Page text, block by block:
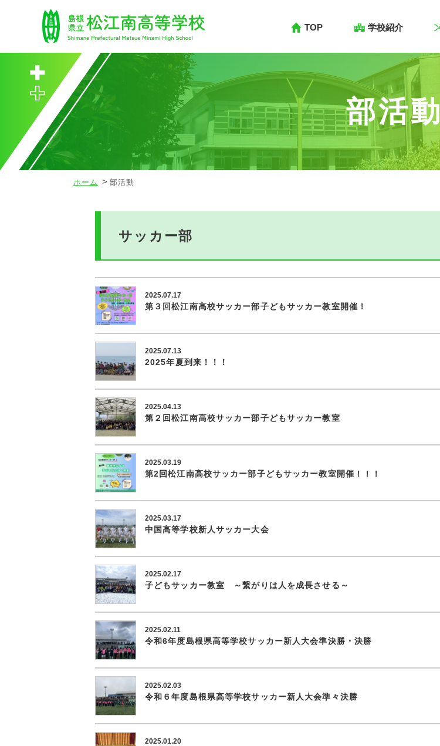
TOP 学校紹介
部活動
ホーム 部活動
サッカー部
2025.07.17
第３回松江南高校サッカー部子どもサッカー教室開催！
2025.07.13
2025年夏到来！！！
2025.04.13
第２回松江南高校サッカー部子どもサッカー教室
2025.03.19
第2回松江南高校サッカー部子どもサッカー教室開催！！！
2025.03.17
中国高等学校新人サッカー大会
2025.02.17
子どもサッカー教室 ～繋がりは人を成長させる～
2025.02.11
令和6年度島根県高等学校サッカー新人大会準決勝・決勝
2025.02.03
令和６年度島根県高等学校サッカー新人大会準々決勝
2025.01.20